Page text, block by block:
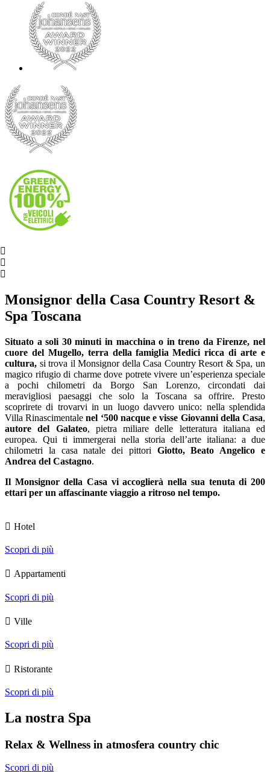
Monsignor della Casa Country Resort &
Spa Toscana
Situato a soli 30 minuti in macchina o in treno da Firenze, nel
cuore del Mugello, terra della famiglia Medici ricca di arte e
cultura, si trova il Monsignor della Casa Country Resort & Spa, un
magico rifugio di charme dove potrete vivere un’esperienza speciale
a pochi chilometri da Borgo San Lorenzo, circondati dai
meravigliosi paesaggi che solo la Toscana sa offrire.
Presto
scoprirete di trovarvi in un luogo davvero unico: nella splendida
Villa Rinascimentale nel ‘500 nacque e visse Giovanni della Casa,
autore del Galateo, pietra miliare delle letteratura italiana ed
europea. Qui ti immergerai nella storia dell’arte italiana: a due
chilometri la casa natale dei pittori Giotto, Beato Angelico e
Andrea del Castagno.
Il Monsignor della Casa vi accoglierà nella sua tenuta di 200
ettari per un affascinante viaggio a ritroso nel tempo.
Hotel
Scopri di più
Appartamenti
Scopri di più
Ville
Scopri di più
Ristorante
Scopri di più
La nostra Spa
Relax & Wellness in atmosfera country chic
Scopri di più